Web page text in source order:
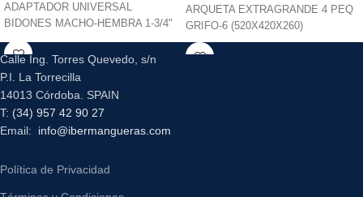
ADAPTADOR UNIVERSAL
BIDONES MACHO-HEMBRA 1-3/4"
ARQUETA EXTRAGRANDE 4 PEQ
GRIFO-6 (520X420X260)
Calle Ing. Torres Quevedo, s/n
P.I. La Torrecilla
14013 Córdoba. SPAIN
T: (34) 957 42 90 27
Email: info@ibermangueras.com
Política de Privacidad